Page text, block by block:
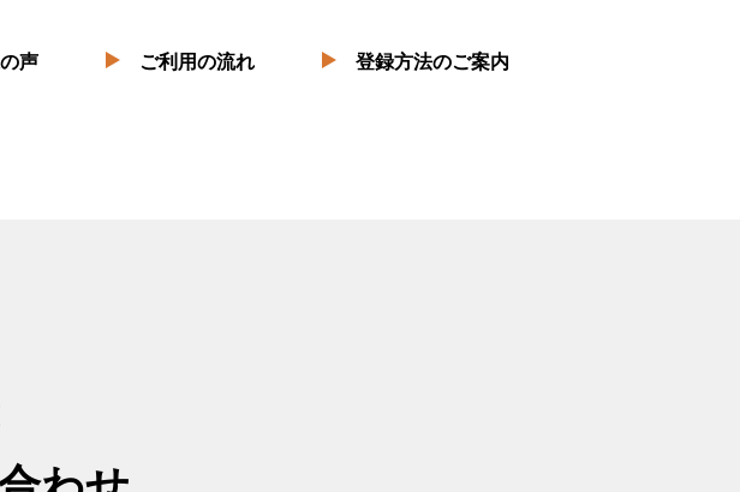
声 ご利用の流れ 登録方法のご案内